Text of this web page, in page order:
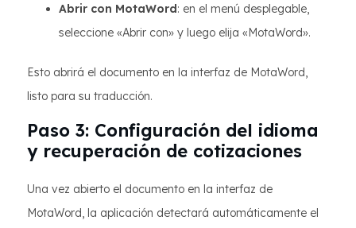
Abrir con MotaWord: en el menú desplegable,
seleccione «Abrir con» y luego elija «MotaWord».
Esto abrirá el documento en la interfaz de MotaWord,
listo para su traducción.
Paso 3: Configuración del idioma
y recuperación de cotizaciones
Una vez abierto el documento en la interfaz de
MotaWord, la aplicación detectará automáticamente el